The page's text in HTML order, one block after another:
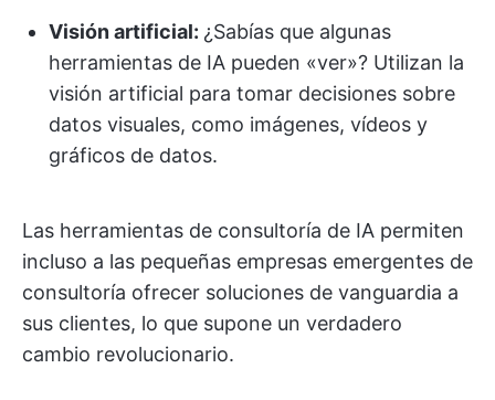
Visión artificial: ¿Sabías que algunas
herramientas de IA pueden «ver»? Utilizan la
visión artificial para tomar decisiones sobre
datos visuales, como imágenes, vídeos y
gráficos de datos.
Las herramientas de consultoría de IA permiten
incluso a las pequeñas empresas emergentes de
consultoría ofrecer soluciones de vanguardia a
sus clientes, lo que supone un verdadero
cambio revolucionario.